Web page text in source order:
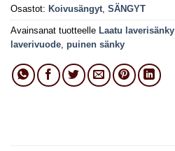
Osastot: Koivusängyt SÄNGYT
Avainsanat tuotteelle Laatu laverisänky
laverivuode puinen sänky